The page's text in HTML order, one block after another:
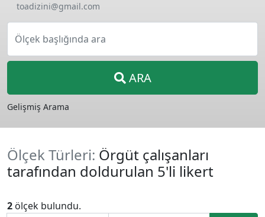
toadizini@gmail.com
Ölçek başlığında ara
ARA
Gelişmiş Arama
Ölçek Türleri: Örgüt çalışanları
tarafından doldurulan 5'li likert
2 ölçek bulundu.